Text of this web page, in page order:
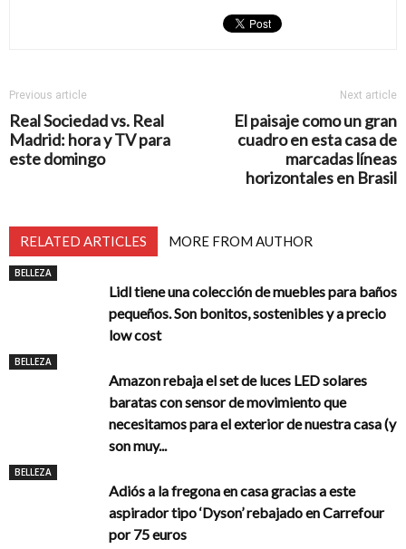
Previous article
Real Sociedad vs. Real
Madrid: hora y TV para
este domingo
Next article
El paisaje como un gran
cuadro en esta casa de
marcadas líneas
horizontales en Brasil
RELATED ARTICLES MORE FROM AUTHOR
BELLEZA
Lidl tiene una colección de muebles para baños
pequeños. Son bonitos, sostenibles y a precio
low cost
BELLEZA
Amazon rebaja el set de luces LED solares
baratas con sensor de movimiento que
necesitamos para el exterior de nuestra casa (y
son muy...
BELLEZA
Adiós a la fregona en casa gracias a este
aspirador tipo ‘Dyson’ rebajado en Carrefour
por 75 euros